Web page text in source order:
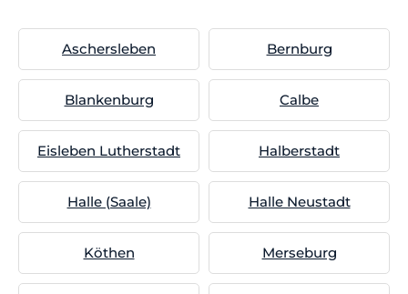
Aschersleben Bernburg
Blankenburg Calbe
Eisleben Lutherstadt Halberstadt
Halle (Saale) Halle Neustadt
Köthen Merseburg